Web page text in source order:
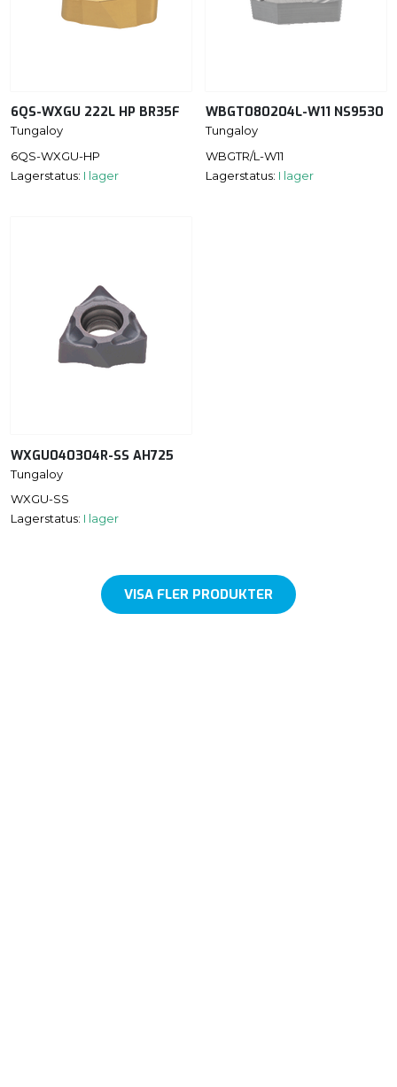
6QS-WXGU 222L HP BR35F
Tungaloy
6QS-WXGU-HP
Lagerstatus: I lager
WBGT080204L-W11 NS9530
Tungaloy
WBGTR/L-W11
Lagerstatus: I lager
WXGU040304R-SS AH725
Tungaloy
WXGU-SS
Lagerstatus: I lager
VISA FLER PRODUKTER